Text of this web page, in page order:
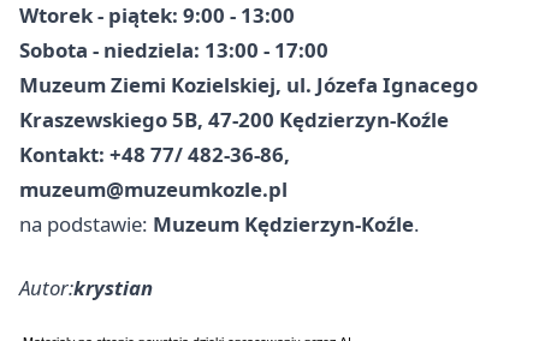
Wtorek - piątek: 9:00 - 13:00
Sobota - niedziela: 13:00 - 17:00
Muzeum Ziemi Kozielskiej, ul. Józefa Ignacego
Kraszewskiego 5B, 47-200 Kędzierzyn-Koźle
Kontakt: +48 77/ 482-36-86,
muzeum@muzeumkozle.pl
na podstawie: Muzeum Kędzierzyn-Koźle.
Autor:krystian